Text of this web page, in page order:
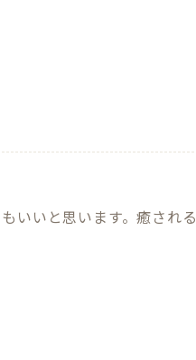
いいと思います。癒される